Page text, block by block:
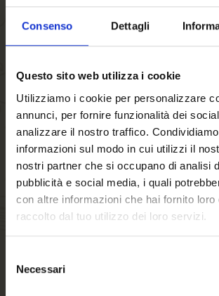
Consenso Dettagli
Questo sito web utilizza i cookie
Utilizziamo i cookie per personalizzare
annunci, per fornire funzionalità dei
analizzare il nostro traffico.
informazioni sul modo in cui utilizzi il
nostri partner che si occupano di analisi
pubblicità e social media, i quali
con altre informazioni che hai fornito loro
raccolto dal tuo utilizzo dei loro servizi.
delNecessari
FORST, che conserva il pieno
gusto
hoc per l’occasione, presenta un packaging
contempo ilterritorio altoatesinoe le
dallecittà ospitanti. Il verde, infatti, è il
rappresenta Birra FORSTe gli Alpini,
località marittima.
FORST Kronensarà distribuita in lattine e
presso tutti glistand gastronomicie
Birra FORST è entusiasta di portare avanti
montanoe della condivisa
propensione